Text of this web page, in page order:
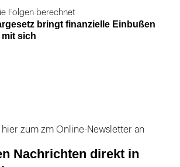
Folgen berechnet
bringt finanzielle Einbußen
sich
zum zm Online-Newsletter an
Nachrichten direkt in